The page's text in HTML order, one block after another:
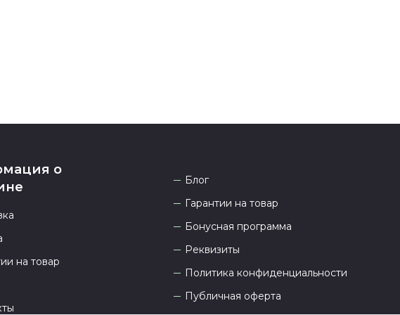
о
на товар
Блог
Гарантии на товар
Бонусная программа
Реквизиты
Политика конфиденциальности
Публичная оферта